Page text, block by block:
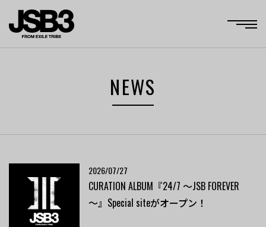
NEWS
2026/07/27
CURATION ALBUM『24/7 ～JSB FOREVER
～』Special siteがオープン！